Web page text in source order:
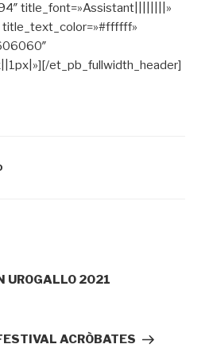
title_font=»Assistant||||||||»
title_text_color=»#ffffff»
et_pb_fullwidth_header]
UROGALLO 2021
ACRÒBATES